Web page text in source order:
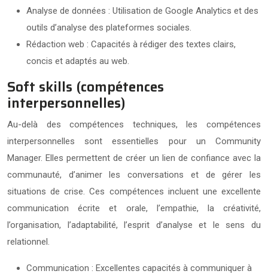
Analyse de données : Utilisation de Google Analytics et des
outils d’analyse des plateformes sociales.
Rédaction web : Capacités à rédiger des textes clairs,
concis et adaptés au web.
Soft skills (compétences
interpersonnelles)
Au-delà des compétences techniques, les compétences
interpersonnelles sont essentielles pour un Community
Manager. Elles permettent de créer un lien de confiance avec la
communauté, d’animer les conversations et de gérer les
situations de crise. Ces compétences incluent une excellente
communication écrite et orale, l’empathie, la créativité,
l’organisation, l’adaptabilité, l’esprit d’analyse et le sens du
relationnel.
Communication : Excellentes capacités à communiquer à